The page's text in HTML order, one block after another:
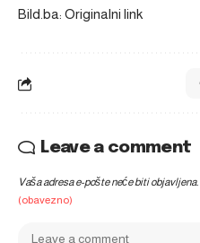
Bild.ba: Originalni link
Leave a comment
Vaša adresa e-pošte neće biti objavljena.
(obavezno)